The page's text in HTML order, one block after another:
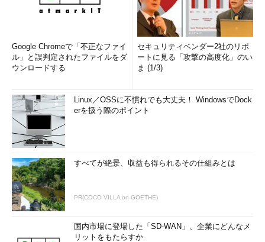
Google Chromeで「不正なファイ
ル」と誤判定されたファイルをダ
ウンロードする
セキュリティベンダー2社のリポ
ートに見る「攻撃の高度化」のい
ま (1/3)
Linux／OSSに不慣れでも大丈夫！ WindowsでDock
erを扱う際のポイント
すべてが絶景、収益も得られるその仕組みとは
PR(COCO VILLA on GOETHE)
国内市場に登場した「SD-WAN」、企業にどんなメ
リットをもたらすか